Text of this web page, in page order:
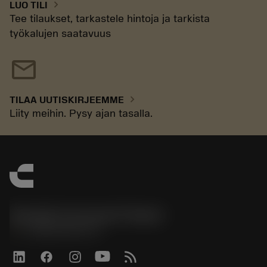
LUO TILI chevron_right
Tee tilaukset, tarkastele hintoja ja tarkista
työkalujen saatavuus
mail
TILAA UUTISKIRJEEMME chevron_right
Liity meihin. Pysy ajan tasalla.